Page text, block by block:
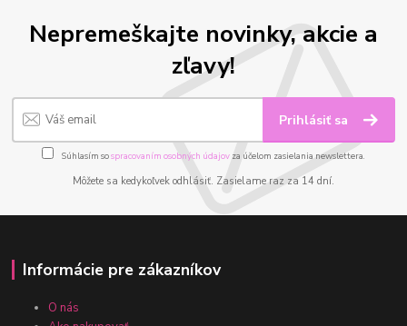
Nepremeškajte novinky, akcie a
zľavy!
Prihlásiť sa
Súhlasím sospracovaním osobných údajov za účelom zasielania newslettera.
Môžete sa kedykoľvek odhlásiť. Zasielame raz za 14 dní.
Informácie pre zákazníkov
O nás